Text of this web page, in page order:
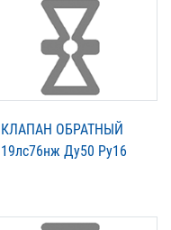
КЛАПАН ОБРАТНЫЙ
19лс76нж Ду50 Ру16